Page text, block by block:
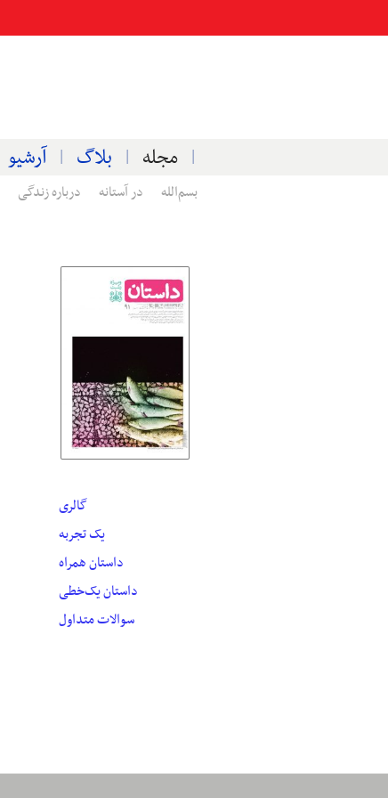
مجله بلاگ آرشیو
بسم‌الله در آستانه درباره زندگی
گالری
یک تجربه
داستان همراه
داستان یک‌خطی
سوالات متداول